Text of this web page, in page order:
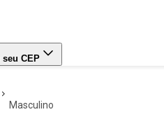
seu CEP
masculino